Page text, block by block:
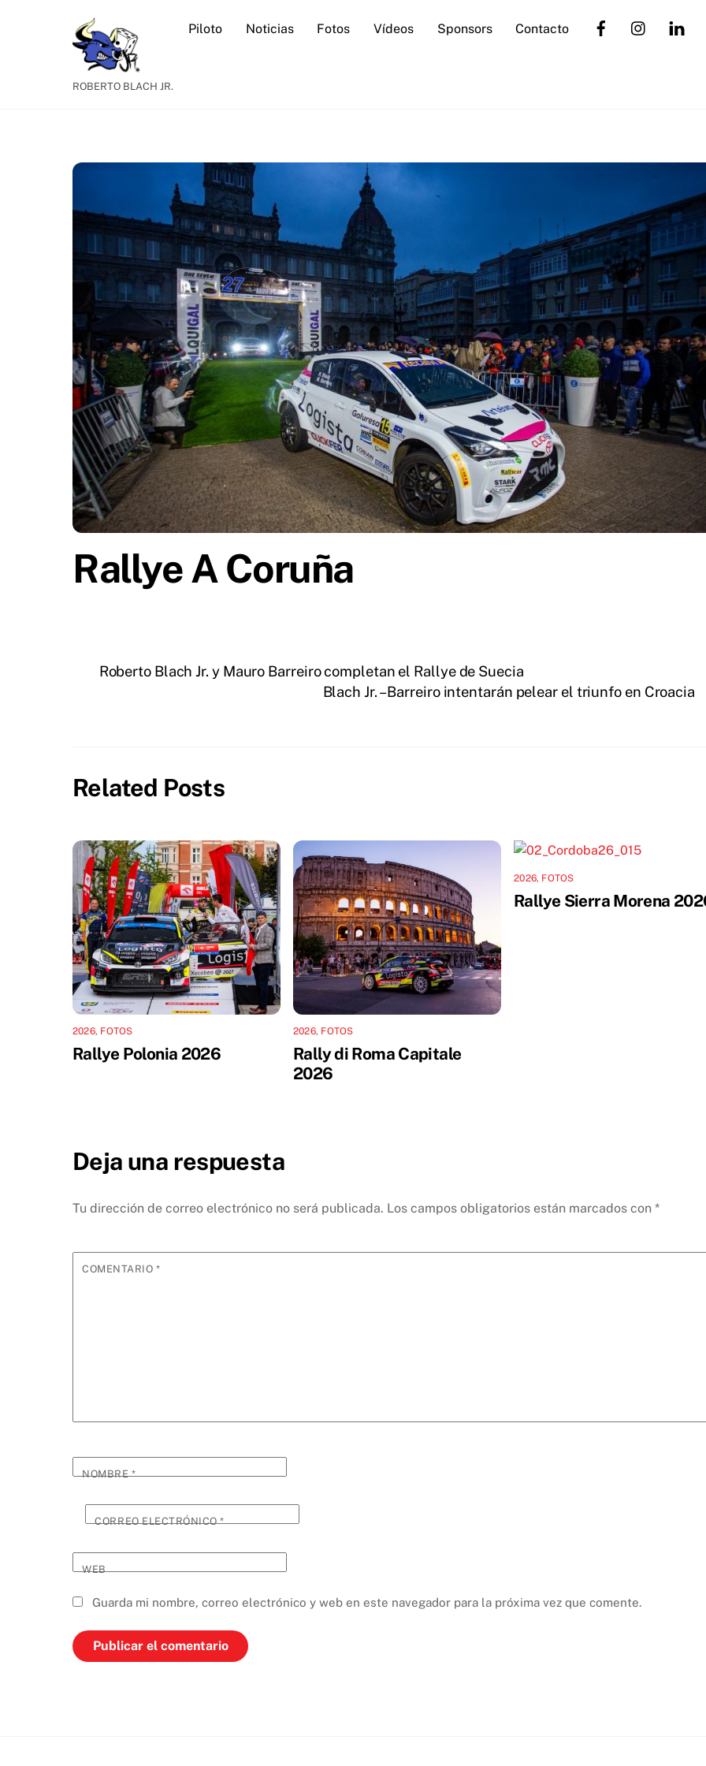
ROBERTO BLACH JR.
Piloto Noticias Fotos Vídeos Sponsors Contacto
Rallye A Coruña
Roberto Blach Jr. y Mauro Barreiro completan el Rallye de Suecia
Blach Jr. – Barreiro intentarán pelear el triunfo en Croacia
Related Posts
2026, FOTOS
Rallye Polonia 2026
2026, FOTOS
Rally di Roma Capitale
2026
2026, FOTOS
Rallye Sierra Morena
Deja una respuesta
Tu dirección de correo electrónico no será publicada. Los campos obligatorios están marcados con *
COMENTARIO *
NOMBRE*
CORREO ELECTRÓNICO*
WEB
Guarda mi nombre, correo electrónico y web en este navegador para la próxima vez que comente.